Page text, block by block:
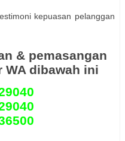
kepuasan pelanggan
& pemasangan
dibawah ini